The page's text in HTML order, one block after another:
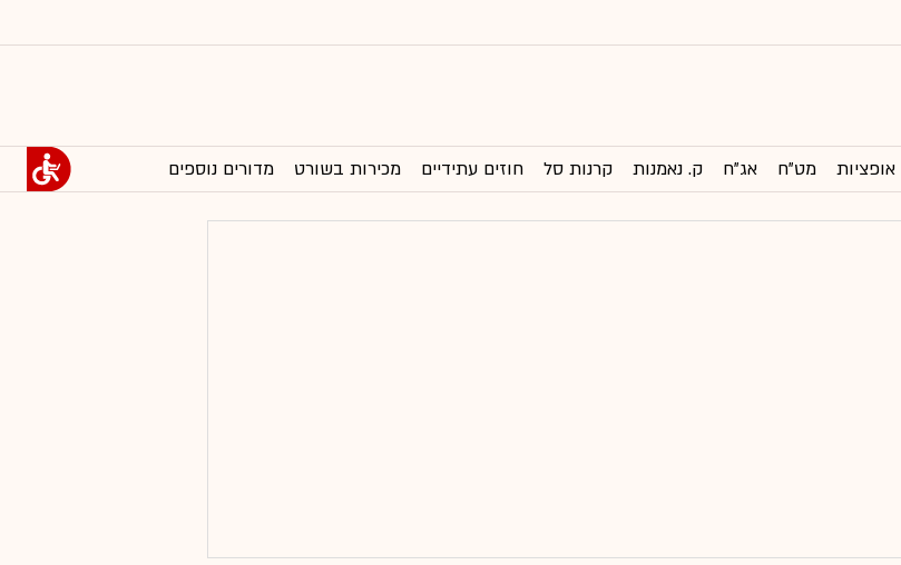
אופציות מט"ח אג"ח ק. נאמנות קרנות סל חוזים עתידיים מכירות בשורט מדורים נוספים